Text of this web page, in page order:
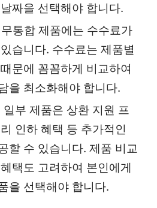
짜을 선택해야 합니다.
통합 제품에는 수수료가
습니다. 수수료는 제품별
문에 꼼꼼하게 비교하여
을 최소화해야 합니다.
일부 제품은 상환 지원 프
인하 혜택 등 추가적인
할 수 있습니다. 제품 비교
택도 고려하여 본인에게
을 선택해야 합니다.